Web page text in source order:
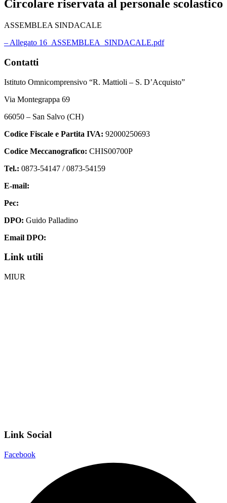
Circolare riservata al personale scolastico
ASSEMBLEA SINDACALE
– Allegato 16_ASSEMBLEA_SINDACALE.pdf
Contatti
Istituto Omnicomprensivo “R. Mattioli – S. D’Acquisto”
Via Montegrappa 69
66050 – San Salvo (CH)
Codice Fiscale e Partita IVA: 92000250693
Codice Meccanografico: CHIS00700P
Tel.: 0873-54147 /0873-54159
E-mail:
Pec:
DPO: Guido Palladino
Email DPO:
Link utili
MIUR
Link Social
Facebook